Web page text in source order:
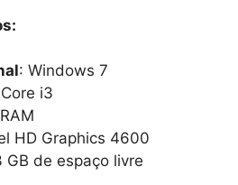
: Windows 7
i3
HD Graphics 4600
GB de espaço livre